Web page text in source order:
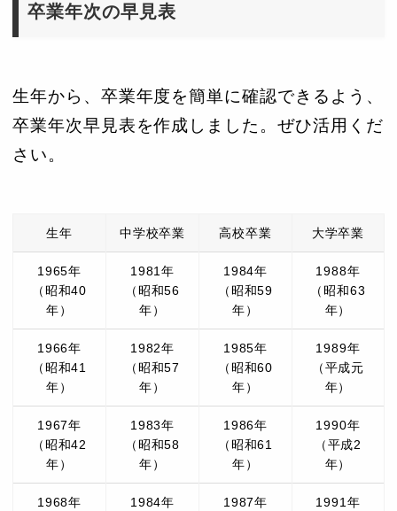
卒業年次の早見表
生年から、卒業年度を簡単に確認できるよう、
卒業年次早見表を作成しました。ぜひ活用くだ
さい。
生年 中学校卒業 高校卒業 大学卒業
1965年
（昭和40
年）
1981年
（昭和56
年）
1984年
（昭和59
年）
1988年
（昭和63
年）
1966年
（昭和41
年）
1982年
（昭和57
年）
1985年
（昭和60
年）
1989年
（平成元
年）
1967年
（昭和42
年）
1983年
（昭和58
年）
1986年
（昭和61
年）
1990年
（平成2
年）
1968年
1984年
1987年
1991年